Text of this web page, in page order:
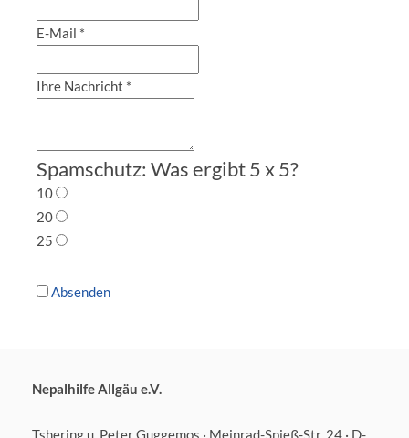
E-Mail *
Ihre Nachricht *
Spamschutz: Was ergibt 5 x 5?
10
20
25
Absenden
Nepalhilfe Allgäu e.V.
Tshering u. Peter Guggemos · Meinrad-Spieß-Str. 24 · D-